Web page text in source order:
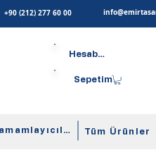
+90 (212) 277 60 00
Hesabım
Sepetim
Tamamlayıcılar Tüm Ürünler